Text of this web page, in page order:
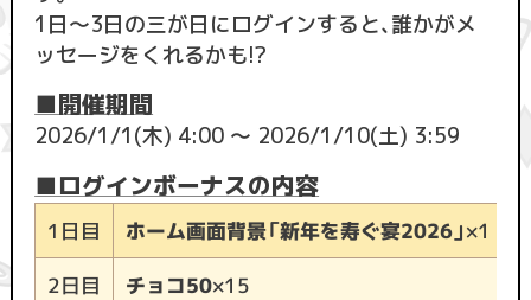
1日〜3日の三が日にログインすると、誰かがメ
ッセージをくれるかも!?
■開催期間
2026/1/1(木) 4:00 ～ 2026/1/10(土) 3:59
■ログインボーナスの内容
1日目 ホーム画面背景「新年を寿ぐ宴2026」×1
2日目 チョコ50×15